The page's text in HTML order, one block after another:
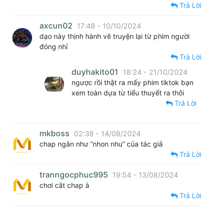
Trả Lời
axcun02
17:48 - 10/10/2024
dạo này thịnh hành vẽ truyện lại từ phim người
đóng nhỉ
Trả Lời
duyhakito01
18:24 - 21/10/2024
ngược rồi thật ra mấy phim tiktok bạn
xem toàn dựa từ tiểu thuyết ra thôi
Trả Lời
mkboss
02:38 - 14/08/2024
chap ngắn như “nhon nhu” của tác giả
Trả Lời
tranngocphuc995
19:54 - 13/08/2024
chơi cắt chap à
Trả Lời